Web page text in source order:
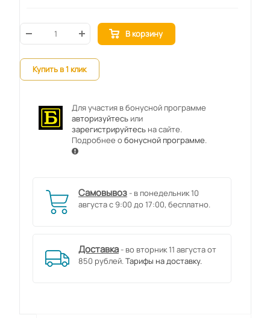
В корзину
Купить в 1 клик
Для участия в бонусной программе
авторизуйтесьили
зарегистрируйтесьна сайте.
Подробнее обонусной программе.
Самовывоз - в понедельник 10
августа с 9:00 до 17:00, бесплатно.
Доставка - во вторник 11 августа от
850 рублей.Тарифы на доставку.